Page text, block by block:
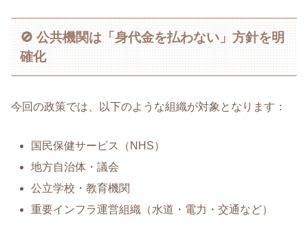
🚫 公共機関は「身代金を払わない」方針を明
確化
今回の政策では、以下のような組織が対象となります：
国民保健サービス（NHS）
地方自治体・議会
公立学校・教育機関
重要インフラ運営組織（水道・電力・交通など）